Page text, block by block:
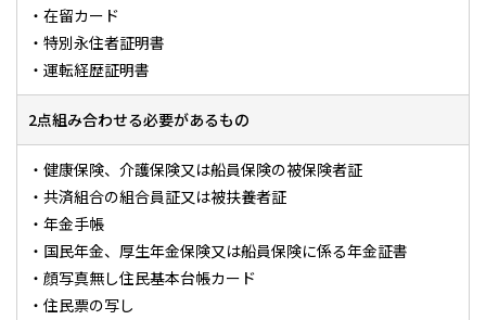
・在留カード
・特別永住者証明書
・運転経歴証明書
2点組み合わせる必要があるもの
・健康保険、介護保険又は船員保険の被保険者証
・共済組合の組合員証又は被扶養者証
・年金手帳
・国民年金、厚生年金保険又は船員保険に係る年金証書
・顔写真無し住民基本台帳カード
・住民票の写し